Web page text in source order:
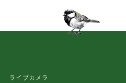
ライブカメラ